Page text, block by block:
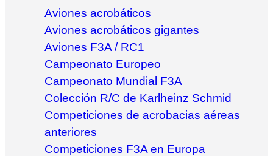
Aviones acrobáticos
Aviones acrobáticos gigantes
Aviones F3A / RC1
Campeonato Europeo
Campeonato Mundial F3A
Colección R/C de Karlheinz Schmid
Competiciones de acrobacias aéreas
anteriores
Competiciones F3A en Europa